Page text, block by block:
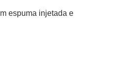
espuma injetada e